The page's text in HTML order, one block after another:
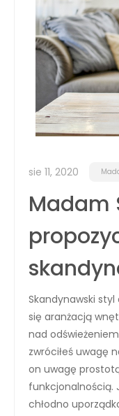
sie 11, 2020
Madam
Skandynawski
się aranżacją
nad
zwróciłeś uwagę
on uwagę
funkcjonalnością.
chłodno